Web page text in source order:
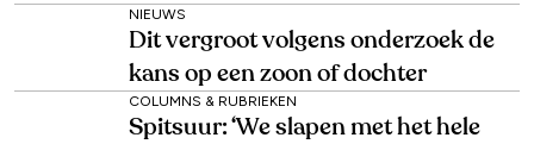
NIEUWS
Dit vergroot volgens onderzoek de
kans op een zoon of dochter
COLUMNS & RUBRIEKEN
Spitsuur: ‘We slapen met het hele